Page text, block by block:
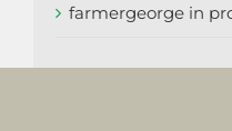
farmergeorge in